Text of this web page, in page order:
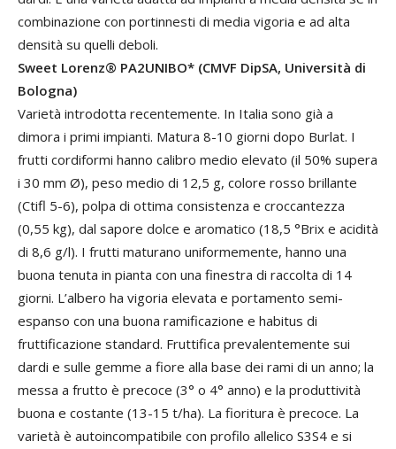
combinazione con portinnesti di media vigoria e ad alta
densità su quelli deboli.
Sweet Lorenz® PA2UNIBO* (CMVF DipSA, Università di
Bologna)
Varietà introdotta recentemente. In Italia sono già a
dimora i primi impianti. Matura 8-10 giorni dopo Burlat. I
frutti cordiformi hanno calibro medio elevato (il 50% supera
i 30 mm Ø), peso medio di 12,5 g, colore rosso brillante
(Ctifl 5-6), polpa di ottima consistenza e croccantezza
(0,55 kg), dal sapore dolce e aromatico (18,5 °Brix e acidità
di 8,6 g/l). I frutti maturano uniformemente, hanno una
buona tenuta in pianta con una finestra di raccolta di 14
giorni. L’albero ha vigoria elevata e portamento semi-
espanso con una buona ramificazione e habitus di
fruttificazione standard. Fruttifica prevalentemente sui
dardi e sulle gemme a fiore alla base dei rami di un anno; la
messa a frutto è precoce (3° o 4° anno) e la produttività
buona e costante (13-15 t/ha). La fioritura è precoce. La
varietà è autoincompatibile con profilo allelico S3S4 e si